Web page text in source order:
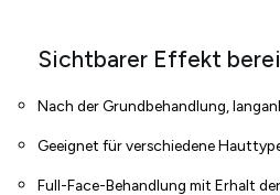
Sichtbarer Effekt
Nach der Grundbehandlung,
Geeignet für verschiedene
Full-Face-Behandlung mit Erhalt